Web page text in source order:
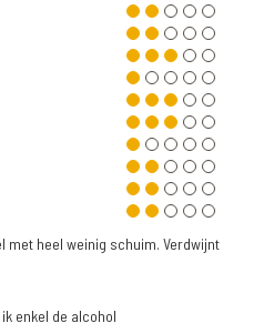
met heel weinig schuim. Verdwijnt
enkel de alcohol